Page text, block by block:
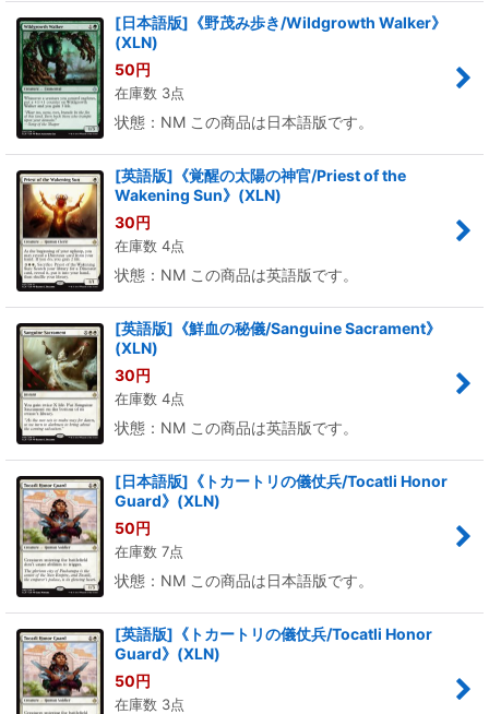
[日本語版]《野茂み歩き/Wildgrowth Walker》
(XLN)
50円
在庫数 3点
状態：NM この商品は日本語版です。
[英語版]《覚醒の太陽の神官/Priest of the
Wakening Sun》(XLN)
30円
在庫数 4点
状態：NM この商品は英語版です。
[英語版]《鮮血の秘儀/Sanguine Sacrament》
(XLN)
30円
在庫数 4点
状態：NM この商品は英語版です。
[日本語版]《トカートリの儀仗兵/Tocatli Honor
Guard》(XLN)
50円
在庫数 7点
状態：NM この商品は日本語版です。
[英語版]《トカートリの儀仗兵/Tocatli Honor
Guard》(XLN)
50円
在庫数 3点